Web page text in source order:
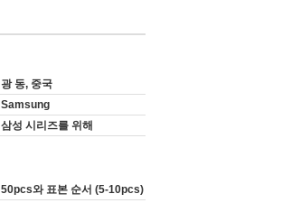
광 동, 중국
Samsung
삼성 시리즈를 위해
50pcs와 표본 순서 (5-10pcs)